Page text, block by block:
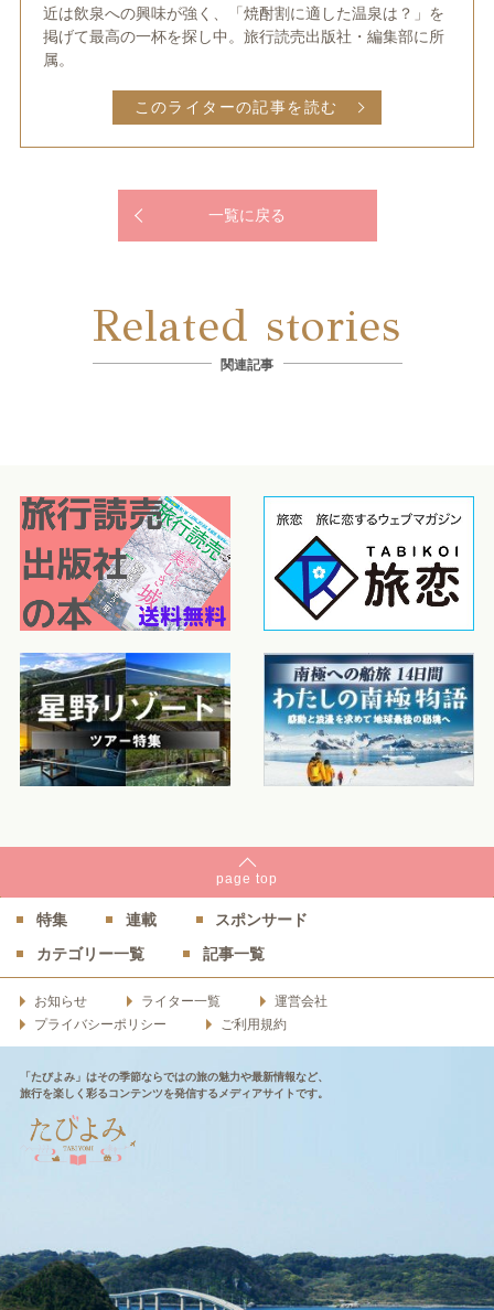
近は飲泉への興味が強く、「焼酎割に適した温泉は？」を
掲げて最高の一杯を探し中。旅行読売出版社・編集部に所
属。
このライターの記事を読む
一覧に戻る
Related stories
関連記事
page top
特集 連載
スポンサード
カテゴリー一覧
記事一覧
お知らせ ライター一覧
運営会社
プライバシーポリシー
ご利用規約
「たびよみ」はその季節ならではの旅の魅力や最新情報など、
旅行を楽しく彩るコンテンツを発信するメディアサイトです。